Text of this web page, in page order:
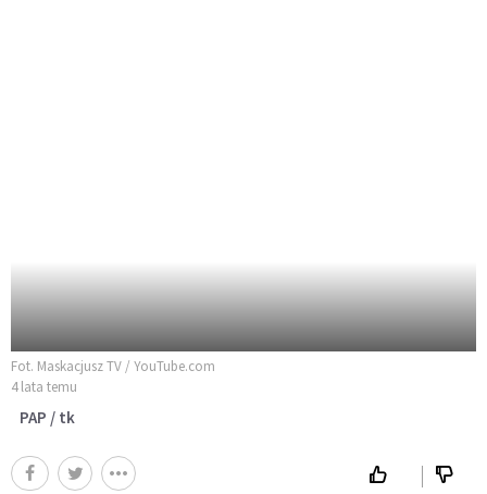
Fot. Maskacjusz TV / YouTube.com
4 lata temu
PAP / tk